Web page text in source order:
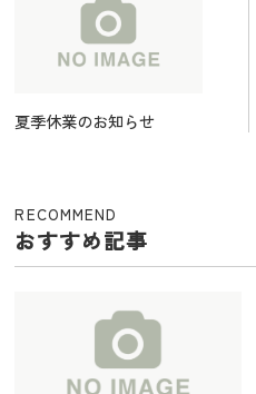
夏季休業のお知らせ
RECOMMEND
おすすめ記事